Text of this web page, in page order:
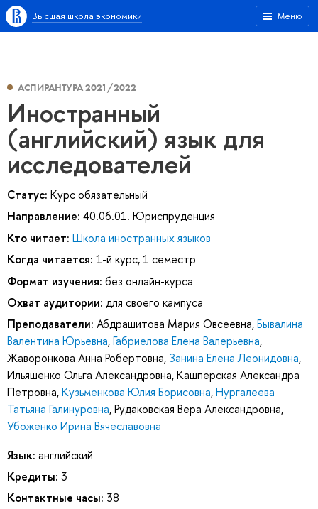
Меню
Высшая школа экономики
АСПИРАНТУРА 2021/2022
Иностранный
(английский) язык для
исследователей
Статус: Курс обязательный
Направление: 40.06.01. Юриспруденция
Кто читает: Школа иностранных языков
Когда читается: 1-й курс, 1 семестр
Формат изучения: без онлайн-курса
Охват аудитории: для своего кампуса
Преподаватели: Абдрашитова Мария Овсеевна,Бывалина
Валентина Юрьевна,Габриелова Елена Валерьевна,
Жаворонкова Анна Робертовна, Занина Елена Леонидовна,
Ильяшенко Ольга Александровна,Кашперская Александра
Петровна,Кузьменкова Юлия Борисовна,Нургалеева
Татьяна Галинуровна,Рудаковская Вера Александровна,
Убоженко Ирина Вячеславовна
Язык: английский
Кредиты: 3
Контактные часы: 38